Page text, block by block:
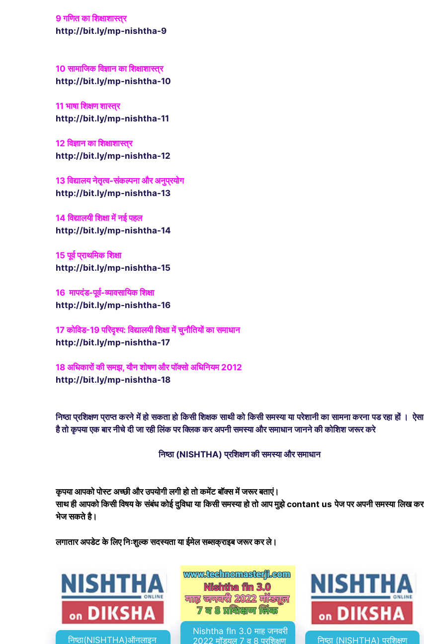
9 गणित का शिक्षाशास्त्र
http://bit.ly/mp-nishtha-9
10सामाजिक विज्ञान का शिक्षाशास्त्र
http://bit.ly/mp-nishtha-10
11 भाषा शिक्षण शास्त्र
http://bit.ly/mp-nishtha-11
12विज्ञान का शिक्षाशास्त्र
http://bit.ly/mp-nishtha-12
13विद्यालय नेतृत्व-संकल्पना और अनुप्रयोग
http://bit.ly/mp-nishtha-13
14विद्यालयी शिक्षा में नई पहल
http://bit.ly/mp-nishtha-14
15पूर्व प्राथमिक शिक्षा
http://bit.ly/mp-nishtha-15
16 मापदंड-पूर्व-व्यावसायिक शिक्षा
http://bit.ly/mp-nishtha-16
17 कोविड-19 परिदृश्य: विद्यालयी शिक्षा में चुनौतियों का समाधान
http://bit.ly/mp-nishtha-17
18 अधिकारों की समझ, यौन शोषण और पाॅक्सो अधिनियम 2012
http://bit.ly/mp-nishtha-18
निष्‍ठा प्रशिक्षण प्राप्‍त करने में हाे सकता हो किसी शिक्षक साथी को किसी समस्‍या या परेशानी का सामना करना पड रहा हों । ऐसा
है तो कृपया एक बार नीचे दी जा रही लिंक पर क्लिक कर अपनी समस्‍या और समाधान जानने की कोशिश जरूर करे
निष्ठा (NISHTHA) प्रशिक्षण की समस्या और समाधान
कृपया आपको पोस्ट अच्छी और उपयोगी लगी हो तो कमेंट बॉक्स में जरूर बताएं।
साथ ही आपको किसी विषय के संबंध कोई दुविधा या किसी समस्या हो तो आप मुझे contant us पेज पर अपनी समस्या लिख कर
भेज सकते है।
लगातार अपडेट के लिए निःशुल्क सदस्यता या ईमेल सब्सक्राइब जरूर कर ले।
निष्ठा(NISHTHA)ऑनलाइन
Nishtha fln 3.0 माह जनवरी
2022 मॉड्यूल 7 व 8 प्रशिक्षण
निष्ठा (NISHTHA) प्रशिक्षण